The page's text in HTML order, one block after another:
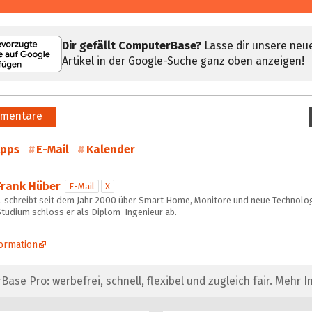
Dir gefällt ComputerBase? Lasse dir unsere
Artikel in der Google-Suche ganz oben anzeigen!
E-Mail Kalender
Hüber E-Mail
X
schreibt seit dem Jahr 2000 über Smart Home, Monitore und neue
schloss er als Diplom-Ingenieur ab.
Pro: werbefrei, schnell, flexibel und zugleich fair. Mehr